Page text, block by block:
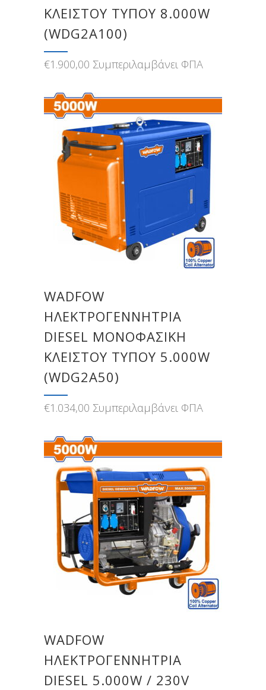
ΚΛΕΙΣΤΟΥ ΤΥΠΟΥ 8.000W
(WDG2A100)
€1.900,00 Συμπεριλαμβάνει ΦΠΑ
WADFOW
ΗΛΕΚΤΡΟΓΕΝΝΗΤΡΙΑ
DIESEL ΜΟΝΟΦΑΣΙΚΗ
ΚΛΕΙΣΤΟΥ ΤΥΠΟΥ 5.000W
(WDG2A50)
€1.034,00 Συμπεριλαμβάνει ΦΠΑ
WADFOW
ΗΛΕΚΤΡΟΓΕΝΝΗΤΡΙΑ
DIESEL 5.000W / 230V